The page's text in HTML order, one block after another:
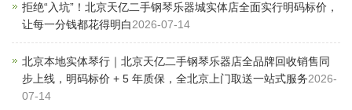
拒绝“入坑”！北京天亿二手钢琴乐器城实体店全面实行明码标价，
让每一分钱都花得明白2026-07-14
北京本地实体琴行｜北京天亿二手钢琴乐器店全品牌回收销售同
步上线，明码标价 + 5 年质保，全北京上门取送一站式服务2026-
07-14